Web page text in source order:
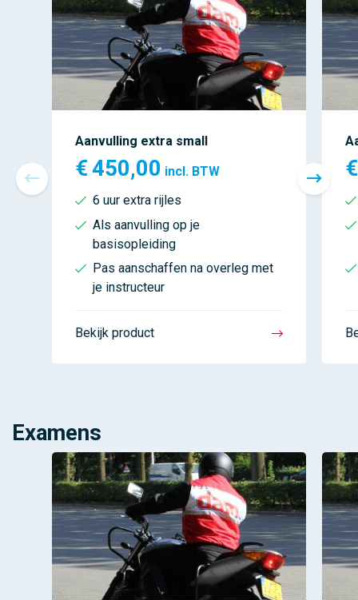
Aanvulling extra small
€450,00 incl. BTW
6 uur extra rijles
Als aanvulling op je
basisopleiding
Pas aanschaffen na overleg met
je instructeur
Bekijk product
€
Examens